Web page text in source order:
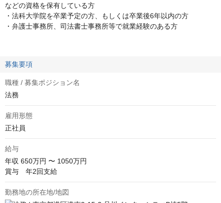
などの資格を保有している方
・法科大学院を卒業予定の方、もしくは卒業後6年以内の方
・弁護士事務所、司法書士事務所等で就業経験のある方
募集要項
職種 / 募集ポジション名
法務
雇用形態
正社員
給与
年収 650万円 〜 1050万円
賞与　年2回支給
勤務地の所在地/地図